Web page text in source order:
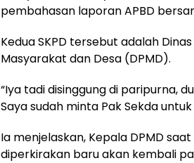
pembahasan laporan APBD
Kedua SKPD tersebut adalah
Masyarakat dan Desa (DPMD).
“Iya tadi disinggung di paripurna,
Saya sudah minta Pak Sekda
Ia menjelaskan, Kepala DPMD
diperkirakan baru akan kembali